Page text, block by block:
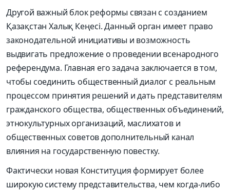
Другой важный блок реформы связан с созданием
Қазақстан Халық Кеңесі. Данный орган имеет право
законодательной инициативы и возможность
выдвигать предложение о проведении всенародного
референдума. Главная его задача заключается в том,
чтобы соединить общественный диалог с реальным
процессом принятия решений и дать представителям
гражданского общества, общественных объединений,
этнокультурных организаций, маслихатов и
общественных советов дополнительный канал
влияния на государственную повестку.
Фактически новая Конституция формирует более
широкую систему представительства, чем когда-либо